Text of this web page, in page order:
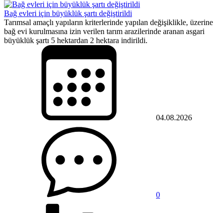
Bağ evleri için büyüklük şartı değiştirildi
Tarımsal amaçlı yapıların kriterlerinde yapılan değişiklikle, üzerine
bağ evi kurulmasına izin verilen tarım arazilerinde aranan asgari
büyüklük şartı 5 hektardan 2 hektara indirildi.
04.08.2026
0